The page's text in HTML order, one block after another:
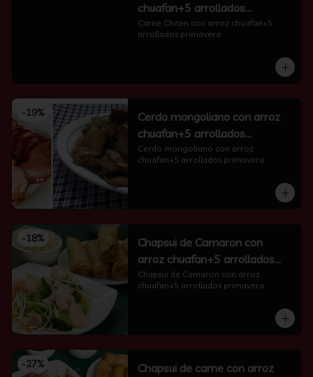
chuafan+5 arrollados
primavera
Carne Chiten con arroz chuafan+5
arrollados primavera
-19%
Cerdo mongoliano con arroz
chuafan+5 arrollados
primavera
Cerdo mongoliano con arroz
chuafan+5 arrollados primavera
-18%
Chapsui de Camaron con
arroz chuafan+5 arrollados
primavera
Chapsui de Camaron con arroz
chuafan+5 arrollados primavera
-27%
Chapsui de carne con arroz